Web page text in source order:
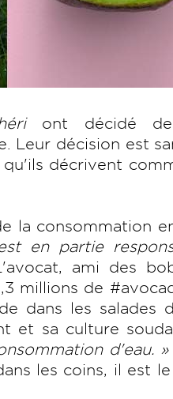
ont décidé de
Leur décision est
décrivent
la consommation
en partie
ami des
millions de
dans les salades
et sa culture
d'eau. »
les coins, il est